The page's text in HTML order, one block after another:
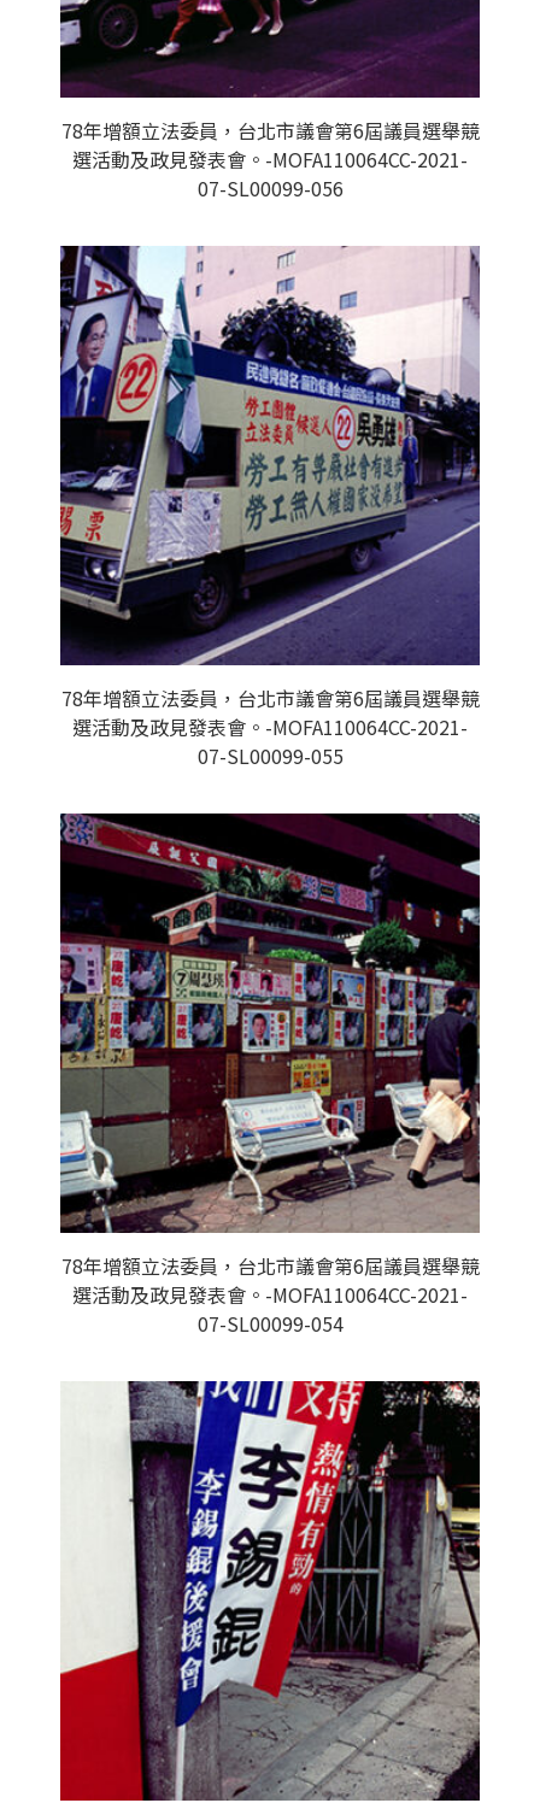
78年增額立法委員，台北市議會第6屆議員選舉競
選活動及政見發表會。-MOFA110064CC-2021-
07-SL00099-056
78年增額立法委員，台北市議會第6屆議員選舉競
選活動及政見發表會。-MOFA110064CC-2021-
07-SL00099-055
78年增額立法委員，台北市議會第6屆議員選舉競
選活動及政見發表會。-MOFA110064CC-2021-
07-SL00099-054